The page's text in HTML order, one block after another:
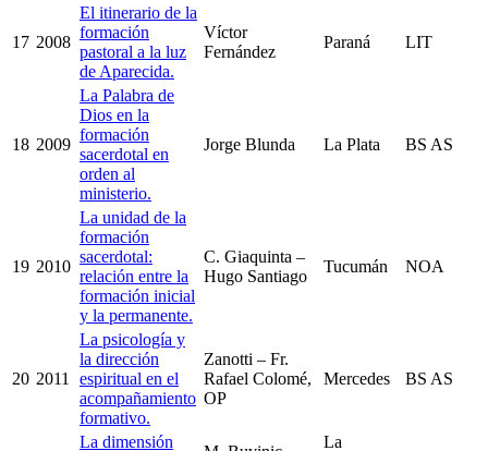
17 2008
El itinerario de la
formación
pastoral a la luz
de Aparecida.
Víctor
Fernández
Paraná LIT
18 2009
La Palabra de
Dios en la
formación
sacerdotal en
orden al
ministerio.
Jorge Blunda La Plata BS AS
19 2010
La unidad de la
formación
sacerdotal:
relación entre la
formación inicial
y la permanente.
C. Giaquinta –
Hugo Santiago
Tucumán NOA
20 2011
La psicología y
la dirección
espiritual en el
acompañamiento
formativo.
Zanotti – Fr.
Rafael Colomé,
OP
Mercedes BS AS
La dimensión La